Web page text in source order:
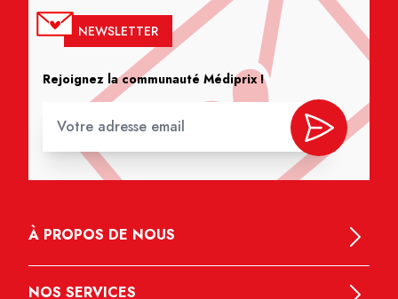
NEWSLETTER
Rejoignez la communauté Médiprix !
À PROPOS DE NOUS
NOS SERVICES